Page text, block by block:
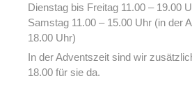
Dienstag bis Freitag 11.00 – 19.00
Samstag 11.00 – 15.00 Uhr (in der
18.00 Uhr)
In der Adventszeit sind wir
18.00 für sie da.